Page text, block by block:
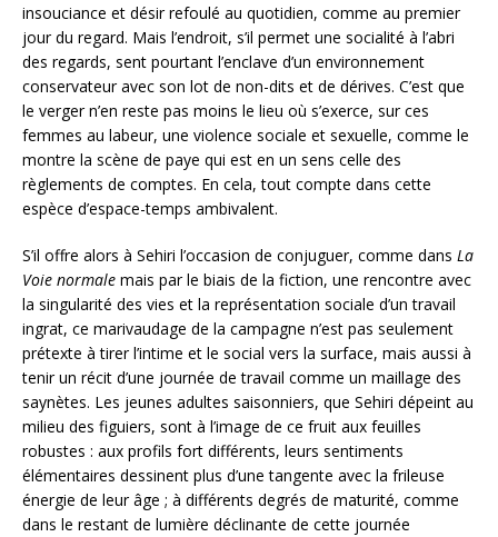
insouciance et désir refoulé au quotidien, comme au premier
jour du regard. Mais l’endroit, s’il permet une socialité à l’abri
des regards, sent pourtant l’enclave d’un environnement
conservateur avec son lot de non-dits et de dérives. C’est que
le verger n’en reste pas moins le lieu où s’exerce, sur ces
femmes au labeur, une violence sociale et sexuelle, comme le
montre la scène de paye qui est en un sens celle des
règlements de comptes. En cela, tout compte dans cette
espèce d’espace-temps ambivalent.
S’il offre alors à Sehiri l’occasion de conjuguer, comme dans La
Voie normale mais par le biais de la fiction, une rencontre avec
la singularité des vies et la représentation sociale d’un travail
ingrat, ce marivaudage de la campagne n’est pas seulement
prétexte à tirer l’intime et le social vers la surface, mais aussi à
tenir un récit d’une journée de travail comme un maillage des
saynètes. Les jeunes adultes saisonniers, que Sehiri dépeint au
milieu des figuiers, sont à l’image de ce fruit aux feuilles
robustes : aux profils fort différents, leurs sentiments
élémentaires dessinent plus d’une tangente avec la frileuse
énergie de leur âge ; à différents degrés de maturité, comme
dans le restant de lumière déclinante de cette journée